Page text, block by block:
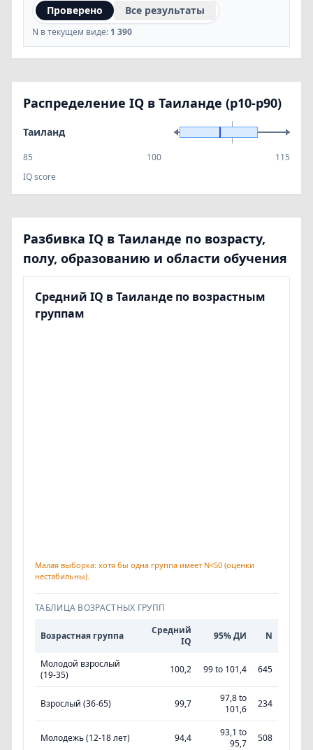
Проверено Все результаты
N в текущем виде: 1 390
Распределение IQ в Таиланде (p10-p90)
Таиланд
85 100
115
IQ score
Разбивка IQ в Таиланде по возрасту,
полу, образованию и области обучения
Средний IQ в Таиланде по возрастным
группам
Малая выборка: хотя бы одна группа имеет N<50 (оценки
нестабильны).
ТАБЛИЦА ВОЗРАСТНЫХ ГРУПП
Возрастная группа
Средний
IQ
95% ДИ N
Молодой взрослый
(19-35)
100,2 99 to 101,4 645
Взрослый (36-65) 99,7
97,8 to
101,6
234
Молодежь (12-18 лет) 94,4
93,1 to
95,7
508